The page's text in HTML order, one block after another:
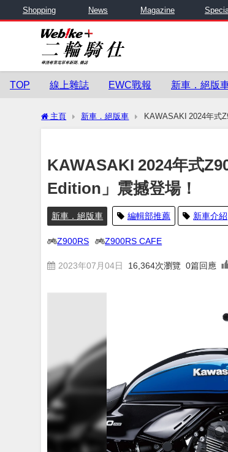
Shopping News Magazine
TOP 線上雜誌 EWC戰報 新車．絕版
主頁 新車．絕版車 KAWASAKI 2024年式
KAWASAKI 2024年式
Edition」震撼登場！
新車．絕版車 編輯部推薦 新車介紹
Z900RS Z900RS CAFE
2023年07月04日 16,364次瀏覽 0篇回應